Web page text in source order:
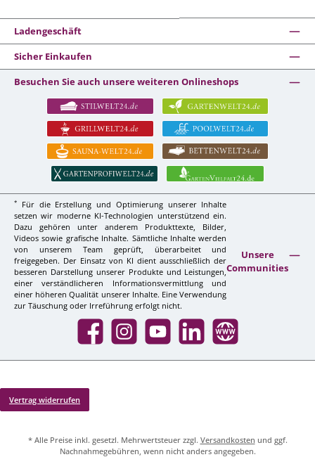
Ladengeschäft
Sicher Einkaufen
Besuchen Sie auch unsere weiteren Onlineshops
*
Für die Erstellung und Optimierung unserer Inhalte
setzen wir moderne KI-Technologien unterstützend ein.
Dazu gehören unter anderem Produkttexte, Bilder,
Videos sowie grafische Inhalte. Sämtliche Inhalte werden
von unserem Team geprüft, überarbeitet und
freigegeben. Der Einsatz von KI dient ausschließlich der
besseren Darstellung unserer Produkte und Leistungen,
einer verständlicheren Informationsvermittlung und
einer höheren Qualität unserer Inhalte. Eine Verwendung
zur Täuschung oder Irreführung erfolgt nicht.
Unsere
Communities
Facebook InstagramYouTube LinkedIn Website
Vertrag widerrufen
* Alle Preise inkl. gesetzl. Mehrwertsteuer zzgl. Versandkosten und ggf.
Nachnahmegebühren, wenn nicht anders angegeben.